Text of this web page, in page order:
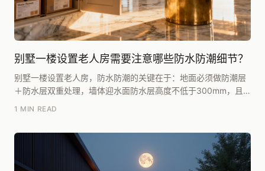
别墅一楼设置老人房需要注意哪些防水防潮细节？
别墅一楼设置老人房，防水防潮的关键在于：地面必须做防潮层
＋防水层双重处理，墙体迎水面防水层高度不低于300mm，且
1 MIN READ